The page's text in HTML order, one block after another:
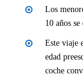
Los
10 años
Este viaje
edad
coche